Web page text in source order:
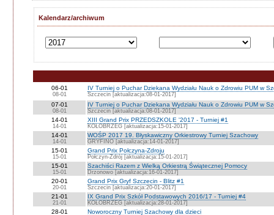
Kalendarz/archiwum
06-01
08-01
IV Turniej o Puchar Dziekana Wydziału Nauk o Zdrowiu PUM w
Szczecin [aktualizacja:08-01-2017]
07-01
08-01
IV Turniej o Puchar Dziekana Wydziału Nauk o Zdrowiu PUM w
Szczecin [aktualizacja:08-01-2017]
14-01
14-01
XIII Grand Prix PRZEDSZKOLE '2017 - Turniej #1
KOŁOBRZEG [aktualizacja:15-01-2017]
14-01
14-01
WOŚP 2017 19. Błyskawiczny Orkiestrowy Turniej Szachowy
GRYFINO [aktualizacja:14-01-2017]
15-01
15-01
Grand Prix Połczyna-Zdroju
Połczyn-Zdrój [aktualizacja:15-01-2017]
15-01
15-01
Szachiści Razem z Wielką Orkiestrą Świątecznej Pomocy
Drzonowo [aktualizacja:16-01-2017]
20-01
20-01
Grand Prix Gryf Szczecin - Blitz #1
Szczecin [aktualizacja:20-01-2017]
21-01
21-01
IX Grand Prix Szkół Podstawowych 2016/17 - Turniej #4
KOŁOBRZEG [aktualizacja:28-01-2017]
28-01 Noworoczny Turniej Szachowy dla dzieci